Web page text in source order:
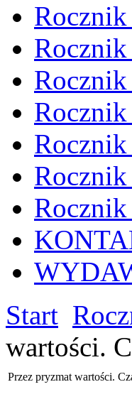
Start
wartości.
Przez pryzmat wartości.